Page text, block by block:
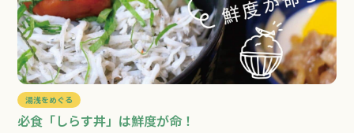
湯浅をめぐる
必食「しらす丼」は鮮度が命！